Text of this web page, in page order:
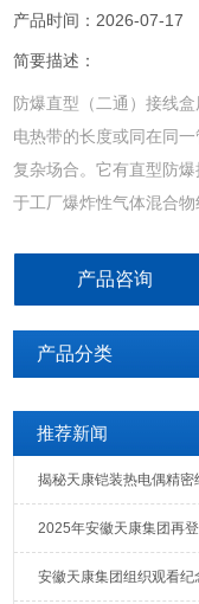
产品时间：2026-07-17
简要描述：
防爆直型（二通）接线
电热带的长度或同在同
复杂场合。它有直型防
于工厂爆炸性气体混合
产品咨询
产品分类
推荐新闻
揭秘天康铠装热电偶精
2025年安徽天康集团再